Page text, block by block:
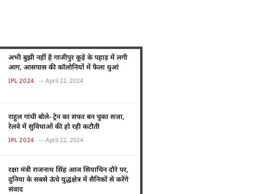
अभी बुझी नहीं है गाजीपुर कूड़े के पहाड़ में लगी
आग, आसपास की कॉलोनियों में फैला धुआं
IPL 2024 April 22, 2024
राहुल गांधी बोले- ट्रेन का सफर बन चुका सजा,
रेलवे में सुविधाओं की हो रही कटौती
IPL 2024 April 22, 2024
रक्षा मंत्री राजनाथ सिंह आज सियाचिन दौरे पर,
दुनिया के सबसे ऊंचे युद्धक्षेत्र में सैनिकों से करेंगे
संवाद